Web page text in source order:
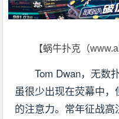
【蜗牛扑克（
Tom Dwan，无数
虽很少出现在荧幕中
的注意力。常年征战